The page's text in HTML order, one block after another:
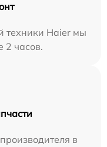
техники Haier мы
2 часов.
в